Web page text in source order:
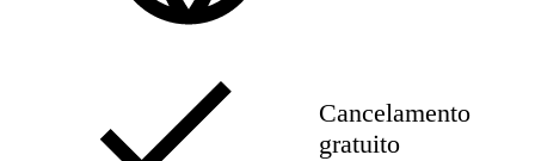
Cancelamento
gratuito